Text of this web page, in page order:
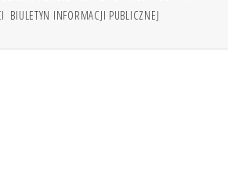
BIULETYN INFORMACJI PUBLICZNEJ